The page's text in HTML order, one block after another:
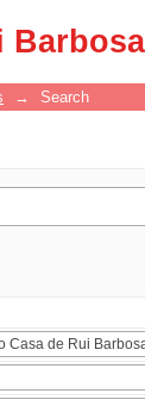
→ Search